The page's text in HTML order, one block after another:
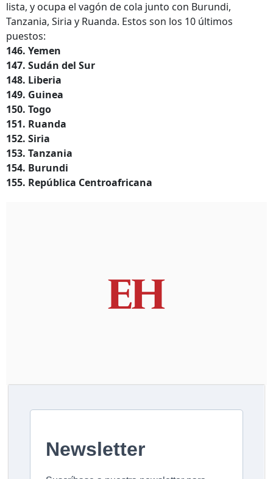
lista, y ocupa el vagón de cola junto con Burundi,
Tanzania, Siria y Ruanda. Estos son los 10 últimos
puestos:
146. Yemen
147. Sudán del Sur
148. Liberia
149. Guinea
150. Togo
151. Ruanda
152. Siria
153. Tanzania
154. Burundi
155. República Centroafricana